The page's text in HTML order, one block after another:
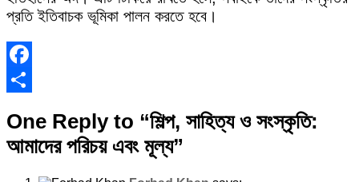
প্রতি ইতিবাচক ভূমিকা পালন করতে হবে।
Facebook
One Reply to “শিল্প, সাহিত্য ও সংস্কৃতি:
আমাদের পরিচয় এবং মূল্য”